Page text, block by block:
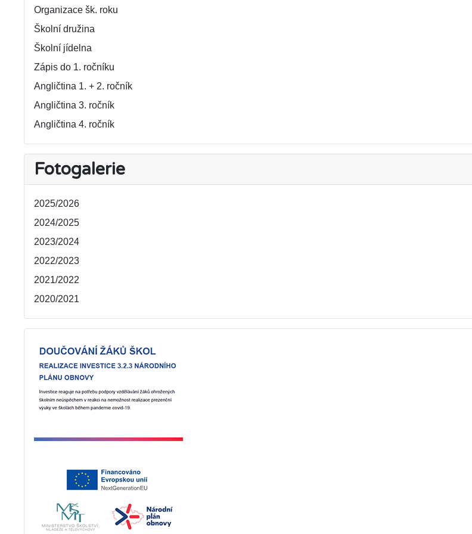
Organizace šk. roku
Školní družina
Školní jídelna
Zápis do 1. ročníku
Angličtina 1. + 2. ročník
Angličtina 3. ročník
Angličtina 4. ročník
Fotogalerie
2025/2026
2024/2025
2023/2024
2022/2023
2021/2022
2020/2021